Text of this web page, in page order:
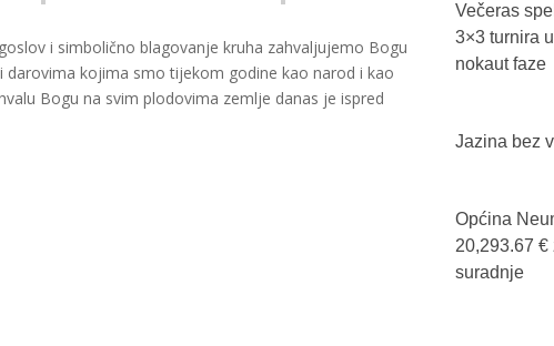
i simbolično blagovanje kruha zahvaljujemo Bogu
kojima smo tijekom godine kao narod i kao
Bogu na svim plodovima zemlje danas je ispred
Večeras
3×3 turnira
nokaut faze
Jazina bez
Općina
20,293.67
suradnje